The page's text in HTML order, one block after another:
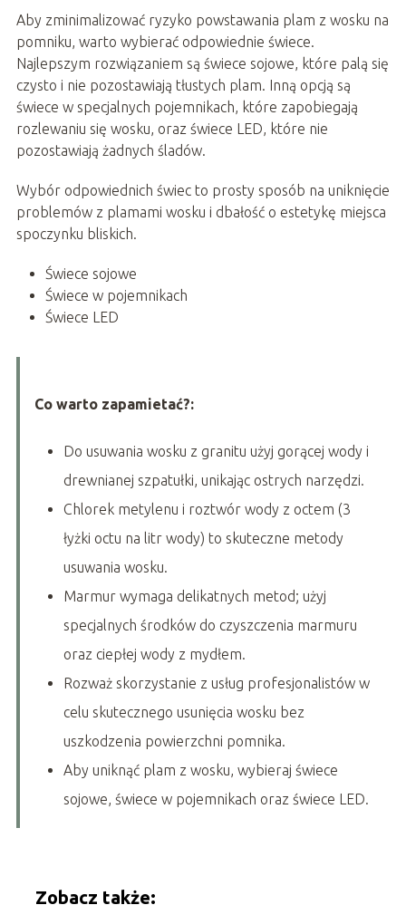
Aby zminimalizować ryzyko powstawania plam z wosku na
pomniku, warto wybierać odpowiednie świece.
Najlepszym rozwiązaniem są świece sojowe, które palą się
czysto i nie pozostawiają tłustych plam. Inną opcją są
świece w specjalnych pojemnikach, które zapobiegają
rozlewaniu się wosku, oraz świece LED, które nie
pozostawiają żadnych śladów.
Wybór odpowiednich świec to prosty sposób na uniknięcie
problemów z plamami wosku i dbałość o estetykę miejsca
spoczynku bliskich.
Świece sojowe
Świece w pojemnikach
Świece LED
Co warto zapamietać?:
Do usuwania wosku z granitu użyj gorącej wody i
drewnianej szpatułki, unikając ostrych narzędzi.
Chlorek metylenu i roztwór wody z octem (3
łyżki octu na litr wody) to skuteczne metody
usuwania wosku.
Marmur wymaga delikatnych metod; użyj
specjalnych środków do czyszczenia marmuru
oraz ciepłej wody z mydłem.
Rozważ skorzystanie z usług profesjonalistów w
celu skutecznego usunięcia wosku bez
uszkodzenia powierzchni pomnika.
Aby uniknąć plam z wosku, wybieraj świece
sojowe, świece w pojemnikach oraz świece LED.
Zobacz także: